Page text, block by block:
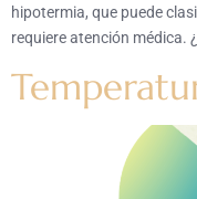
hipotermia, que puede
requiere atención médica.